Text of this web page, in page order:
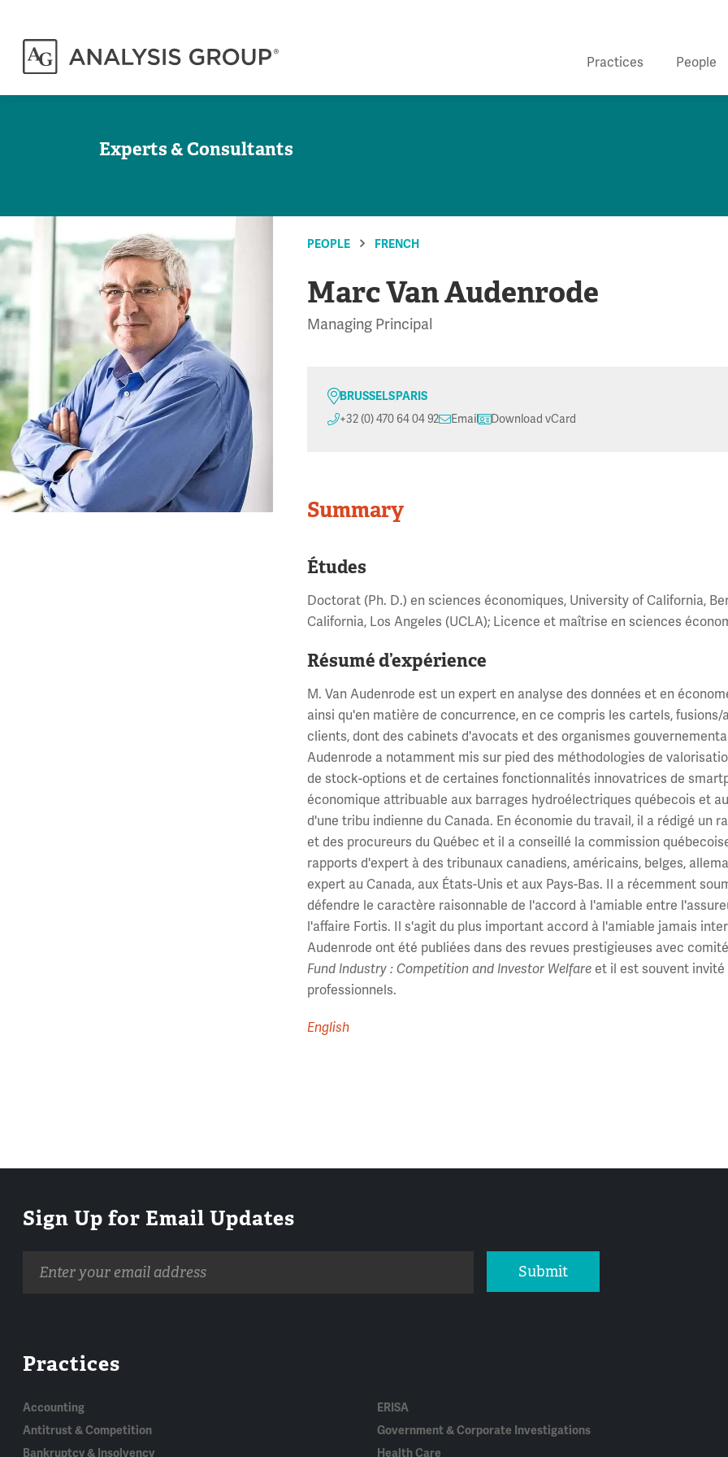
Practices People
Experts & Consultants
PEOPLE FRENCH
Marc Van Audenrode
Managing Principal
BRUSSELS PARIS
+32 (0) 470 64 04 92
Email Download vCard
Summary
Études
Doctorat (Ph. D.) en sciences économiques, University of California,
California, Los Angeles (UCLA); Licence et maîtrise en sciences
Résumé d’expérience
M. Van Audenrode est un expert en analyse des données et en
ainsi qu'en matière de concurrence, en ce compris les cartels,
clients, dont des cabinets d'avocats et des organismes
Audenrode a notamment mis sur pied des méthodologies de
de stock-options et de certaines fonctionnalités innovatrices de
économique attribuable aux barrages hydroélectriques québecois et
d'une tribu indienne du Canada. En économie du travail, il a rédigé un
et des procureurs du Québec et il a conseillé la commission
rapports d'expert à des tribunaux canadiens, américains, belges,
expert au Canada, aux États-Unis et aux Pays-Bas. Il a récemment
défendre le caractère raisonnable de l'accord à l'amiable entre
l'affaire Fortis. Il s'agit du plus important accord à l'amiable jamais
Audenrode ont été publiées dans des revues prestigieuses avec
Fund Industry : Competition and Investor Welfare et il est souvent
professionnels.
English
Sign Up for Email Updates
address
Submit
Practices
Accounting
Antitrust & Competition
Bankruptcy & Insolvency
ERISA
Government & Corporate Investigations
Health Care